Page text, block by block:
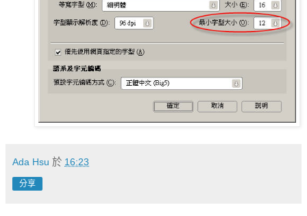
Ada Hsu 於 16:23
分享